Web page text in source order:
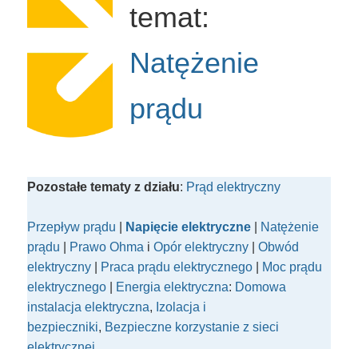
temat:
Natężenie
prądu
Pozostałe tematy z działu: Prąd elektryczny
Przepływ prądu Napięcie elektryczne
Natężenie
prądu
Prawo Ohma iOpór elektryczny |Obwód
elektryczny
Praca prądu elektrycznego
Moc prądu
elektrycznego
Energia elektryczna: Domowa
instalacja elektryczna, Izolacja i
bezpieczniki, Bezpieczne korzystanie z sieci